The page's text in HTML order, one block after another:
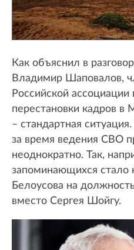
Как объяснил в
Владимир Шаповалов,
Российской ассоциации
перестановки кадров в
– стандартная
за время ведения СВО
неоднократно. Так,
запоминающихся стало
Белоусова на
вместо Сергея Шойгу.